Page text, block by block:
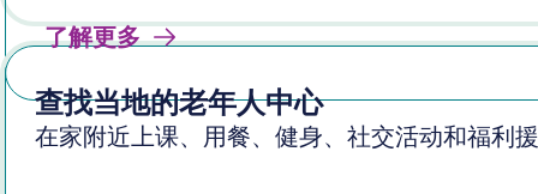
了解更多
查找当地的老年人中心
在家附近上课、用餐、健身、社交活动和福利援